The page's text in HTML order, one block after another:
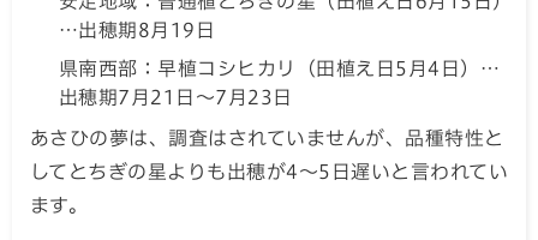
…出穂期8月19日
県南西部：早植コシヒカリ（田植え日5月4日）…
出穂期7月21日～7月23日
あさひの夢は、調査はされていませんが、品種特性と
してとちぎの星よりも出穂が4～5日遅いと言われてい
ます。